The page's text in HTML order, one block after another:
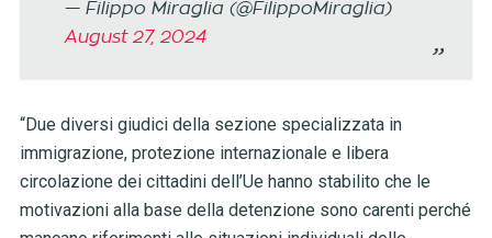
— Filippo Miraglia (@FilippoMiraglia)
August 27, 2024
“Due diversi giudici della sezione specializzata in
immigrazione, protezione internazionale e libera
circolazione dei cittadini dell’Ue hanno stabilito che le
motivazioni alla base della detenzione sono carenti perché